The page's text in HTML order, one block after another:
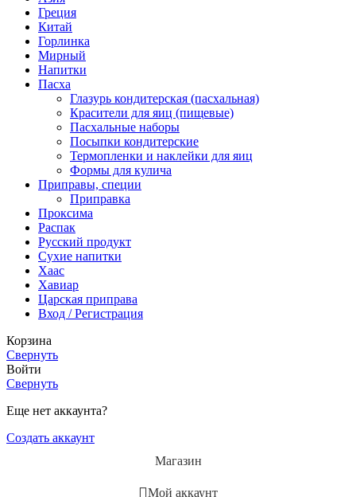
Греция
Китай
Горлинка
Мирный
Напитки
Пасха
Глазурь кондитерская (пасхальная)
Красители для яиц (пищевые)
Пасхальные наборы
Посыпки кондитерские
Термопленки и наклейки для яиц
Формы для кулича
Приправы, специи
Приправка
Проксима
Распак
Русский продукт
Сухие напитки
Хаас
Хавиар
Царская приправа
Вход / Регистрация
Корзина
Свернуть
Войти
Свернуть
Еще нет аккаунта?
Создать аккаунт
Магазин
Мой аккаунт